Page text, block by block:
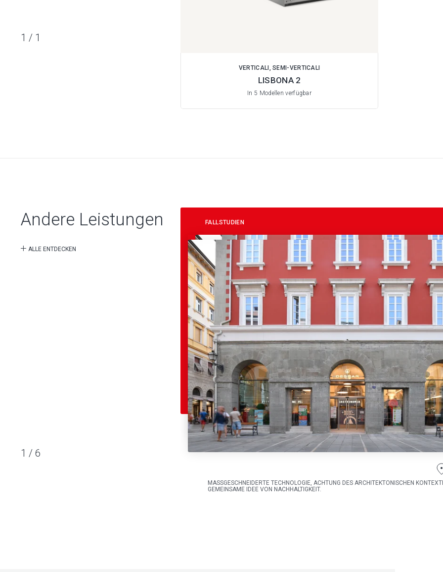
1 / 1
VERTICALI, SEMI-VERTICALI
LISBONA 2
In 5 Modellen verfügbar
Andere Leistungen
ALLE ENTDECKEN
1 / 6
FALLSTUDIEN
MASSGESCHNEIDERTE TECHNOLOGIE, ACHTUNG DES ARCHITEKTONISCHEN
GEMEINSAME IDEE VON NACHHALTIGKEIT.